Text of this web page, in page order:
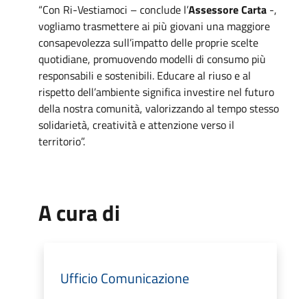
“Con Ri-Vestiamoci – conclude l’Assessore Carta -,
vogliamo trasmettere ai più giovani una maggiore
consapevolezza sull’impatto delle proprie scelte
quotidiane, promuovendo modelli di consumo più
responsabili e sostenibili. Educare al riuso e al
rispetto dell’ambiente significa investire nel futuro
della nostra comunità, valorizzando al tempo stesso
solidarietà, creatività e attenzione verso il
territorio”.
A cura di
Ufficio Comunicazione